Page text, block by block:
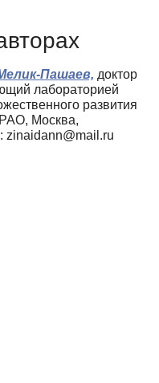
Пашаев, доктор
лабораторией
развития
РАО, Москва,
zinaidann@mail.ru